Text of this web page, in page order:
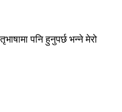
पनि हुनुपर्छ भन्ने मेरो